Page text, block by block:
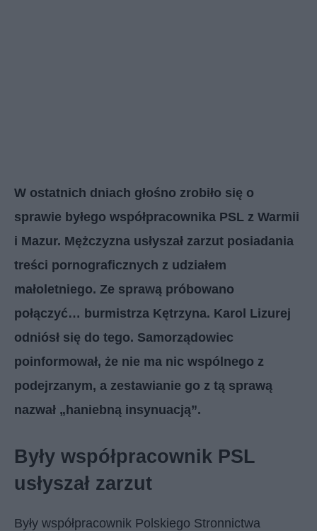
W ostatnich dniach głośno zrobiło się o
sprawie byłego współpracownika PSL z Warmii
i Mazur. Mężczyzna usłyszał zarzut posiadania
treści pornograficznych z udziałem
małoletniego. Ze sprawą próbowano
połączyć… burmistrza Kętrzyna. Karol Lizurej
odniósł się do tego. Samorządowiec
poinformował, że nie ma nic wspólnego z
podejrzanym, a zestawianie go z tą sprawą
nazwał „haniebną insynuacją”.
Były współpracownik PSL
usłyszał zarzut
Były współpracownik Polskiego Stronnictwa